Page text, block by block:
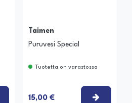
VALITSE VAIHTOEHTO
Taimen
Puruvesi Special
Tuotetta on varastossa
15,00 €